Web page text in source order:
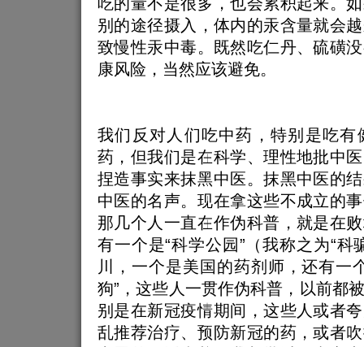
别的途径摄入，体内的汞含量就会
致慢性汞中毒。既然吃仁丹、硫磺
康风险，当然应该避免。
我们反对人们吃中药，特别是吃有
药，但我们是在科学、理性地批中
捏造事实来抹黑中医。抹黑中医的
中医的名声。现在拿这些不成立的
那几个人一直在作伪科普，就是在
有一个是“科学公园”（我称之为“科
川，一个是美国的药剂师，还有一
狗”，这些人一贯作伪科普，以前都
别是在新冠疫情期间，这些人或者
乱推荐治疗、预防新冠的药，或者